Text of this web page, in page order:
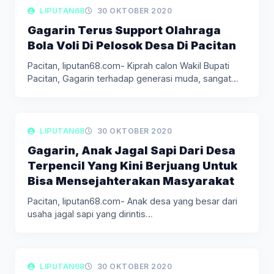
LIPUTAN BERITA
LIPUTAN68 30 OKTOBER 2020
Gagarin Terus Support Olahraga
Bola Voli Di Pelosok Desa Di Pacitan
Pacitan, liputan68.com- Kiprah calon Wakil Bupati
Pacitan, Gagarin terhadap generasi muda, sangat…
LIPUTAN BERITA
LIPUTAN68 30 OKTOBER 2020
Gagarin, Anak Jagal Sapi Dari Desa
Terpencil Yang Kini Berjuang Untuk
Bisa Mensejahterakan Masyarakat
Pacitan, liputan68.com- Anak desa yang besar dari
usaha jagal sapi yang dirintis…
LIPUTAN BERITA
LIPUTAN68 30 OKTOBER 2020